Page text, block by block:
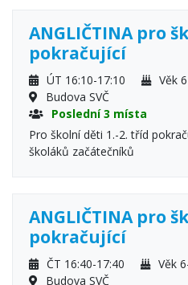
ANGLIČTINA pro
pokračující
ÚT 16:10-17:10 Věk
Budova SVČ
Poslední 3 místa
Pro školní děti 1.-2. tříd
školáků začátečníků
ANGLIČTINA pro
pokračující
ČT 16:40-17:40 Věk
Budova SVČ